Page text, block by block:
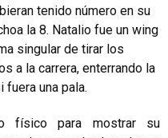
tenido número en su
la 8. Natalio fue un wing
singular de tirar los
a la carrera, enterrando la
una pala.
físico para mostrar su